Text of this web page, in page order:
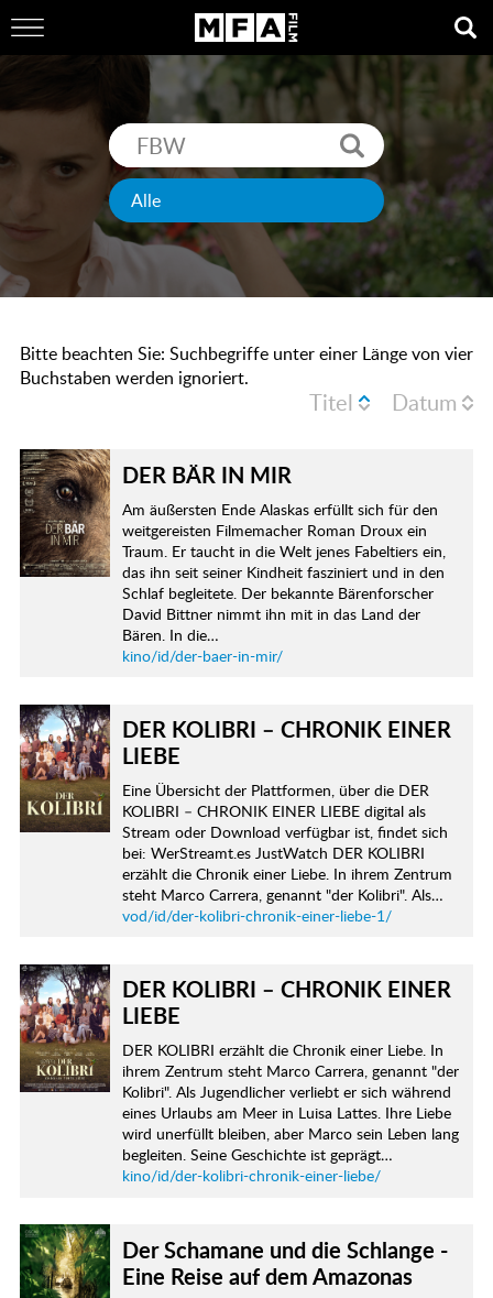
Bitte beachten Sie: Suchbegriffe unter einer Länge von vier
Buchstaben werden ignoriert.
Titel Datum
DER BÄR IN MIR
Am äußersten Ende Alaskas erfüllt sich für den
weitgereisten Filmemacher Roman Droux ein
Traum. Er taucht in die Welt jenes Fabeltiers ein,
das ihn seit seiner Kindheit fasziniert und in den
Schlaf begleitete. Der bekannte Bärenforscher
David Bittner nimmt ihn mit in das Land der
Bären. In die…
kino/id/der-baer-in-mir/
DER KOLIBRI – CHRONIK EINER
LIEBE
Eine Übersicht der Plattformen, über die DER
KOLIBRI – CHRONIK EINER LIEBE digital als
Stream oder Download verfügbar ist, findet sich
bei: WerStreamt.es JustWatch DER KOLIBRI
erzählt die Chronik einer Liebe. In ihrem Zentrum
steht Marco Carrera, genannt "der Kolibri". Als…
vod/id/der-kolibri-chronik-einer-liebe-1/
DER KOLIBRI – CHRONIK EINER
LIEBE
DER KOLIBRI erzählt die Chronik einer Liebe. In
ihrem Zentrum steht Marco Carrera, genannt "der
Kolibri". Als Jugendlicher verliebt er sich während
eines Urlaubs am Meer in Luisa Lattes. Ihre Liebe
wird unerfüllt bleiben, aber Marco sein Leben lang
begleiten. Seine Geschichte ist geprägt…
kino/id/der-kolibri-chronik-einer-liebe/
Der Schamane und die Schlange -
Eine Reise auf dem Amazonas